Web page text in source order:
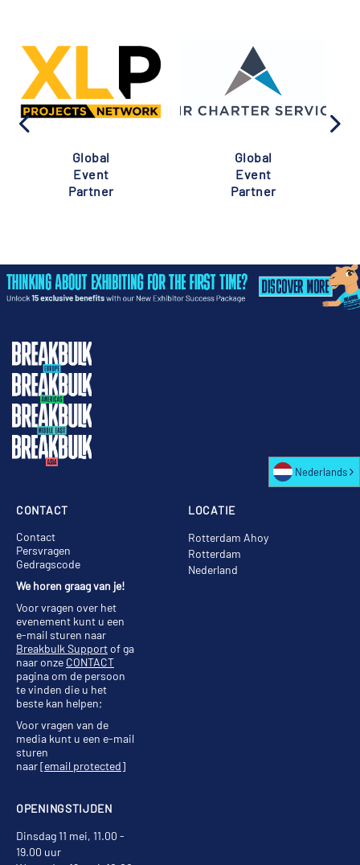
Global
Event
Partner
Global
Event
Partner
LOCATIE
Rotterdam Ahoy
Rotterdam
Nederland
OPENINGSTIJDEN
Dinsdag 11 mei, 11.00 -
19.00 uur
CONTACT
Contact
Persvragen
Gedragscode
We horen graag van je!
Voor vragen over het
evenement kunt u een
e-mail sturen naar
Breakbulk Supportof ga
naar onze CONTACT
pagina om de persoon
te vinden die u het
beste kan helpen;
Voor vragen van de
media kunt u een e-mail
sturen
naar[email protected]
Nederlands